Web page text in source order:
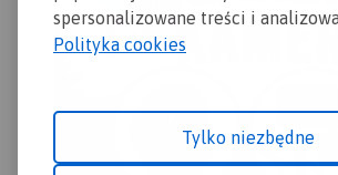
spersonalizowane treści i
Polityka cookies
Tylko niezbędne